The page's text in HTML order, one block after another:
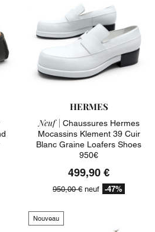
HERMES
Neuf | Chaussures Hermes
Mocassins Klement 39 Cuir
Blanc Graine Loafers Shoes
950€
499,90 €
950,00 € neuf -47%
Nouveau